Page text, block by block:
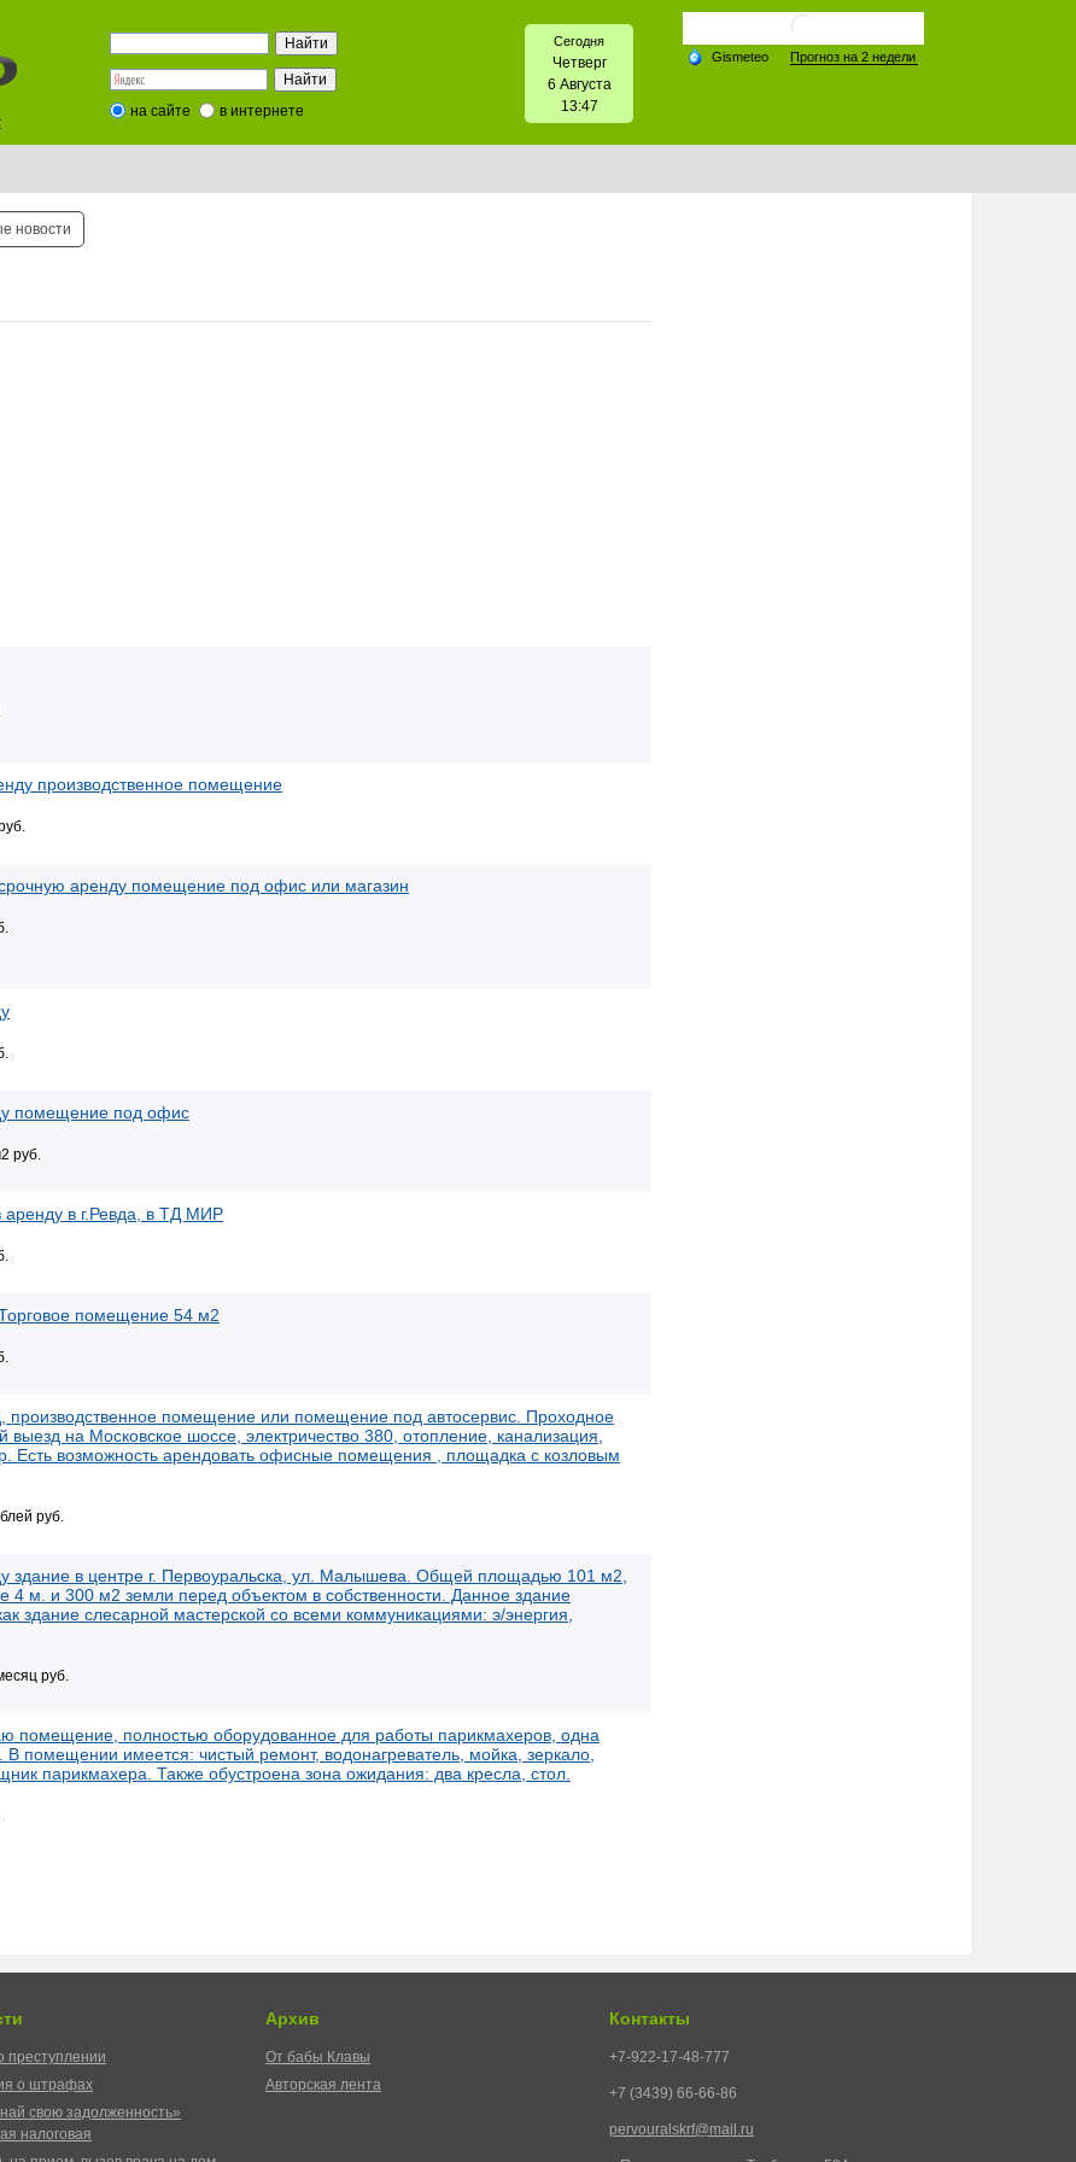
на сайте в интернете
Сегодня
Четверг
6 Августа
13:47
новости
производственное помещение
аренду помещение под офис или магазин
помещение под офис
руб.
в г.Ревда, в ТД МИР
помещение 54 м2
производственное помещение или помещение под автосервис. Проходное
выезд на Московское шоссе, электричество 380, отопление, канализация,
Есть возможность арендовать офисные помещения , площадка с козловым
руб.
здание в центре г. Первоуральска, ул. Малышева. Общей площадью 101 м2,
4 м. и 300 м2 земли перед объектом в собственности. Данное здание
здание слесарной мастерской со всеми коммуникациями: э/энергия,
руб.
помещение, полностью оборудованное для работы парикмахеров, одна
В помещении имеется: чистый ремонт, водонагреватель, мойка, зеркало,
парикмахера. Также обустроена зона ожидания: два кресла, стол.
преступлении
о штрафах
свою задолженность»
налоговая
Архив
От бабы Клавы
Авторская лента
Контакты
+7-922-17-48-777
+7 (3439) 66-66-86
pervouralskrf@mail.ru